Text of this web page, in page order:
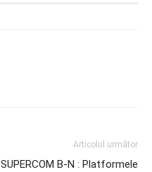
Articolul următor
SUPERCOM B-N : Platformele